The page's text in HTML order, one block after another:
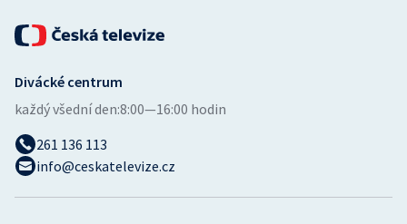
Ostatní
Divácké centrum
každý všední den:8:00—16:00 hodin
261 136 113
info@ceskatelevize.cz